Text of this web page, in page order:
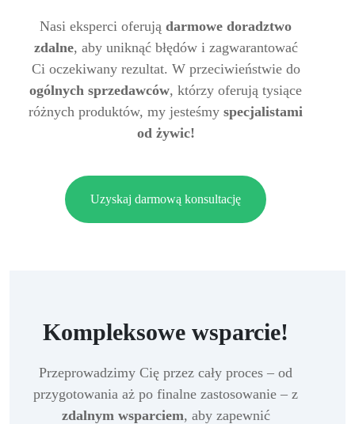
Nasi eksperci oferują darmowe doradztwo
zdalne, aby uniknąć błędów i zagwarantować
Ci oczekiwany rezultat. W przeciwieństwie do
ogólnych sprzedawców, którzy oferują tysiące
różnych produktów, my jesteśmy specjalistami
od żywic!
Uzyskaj darmową konsultację
Kompleksowe wsparcie!
Przeprowadzimy Cię przez cały proces – od
przygotowania aż po finalne zastosowanie – z
zdalnym wsparciem, aby zapewnić